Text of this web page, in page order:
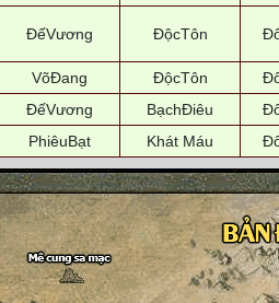
ĐếVương ĐộcTôn
VõĐang ĐộcTôn
ĐếVương BạchĐiêu
PhiêuBạt Khát Máu